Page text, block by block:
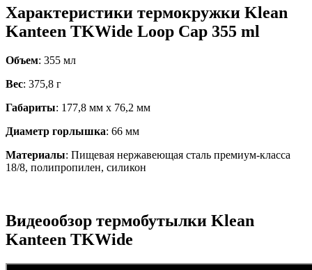
Характеристики термокружки Klean
Kanteen TKWide Loop Cap 355 ml
Объем: 355 мл
Вес: 375,8 г
Габариты: 177,8 мм х 76,2 мм
Диаметр горлышка: 66 мм
Материалы: Пищевая нержавеющая сталь премиум-класса
18/8, полипропилен, силикон
Видеообзор термобутылки Klean
Kanteen TKWide